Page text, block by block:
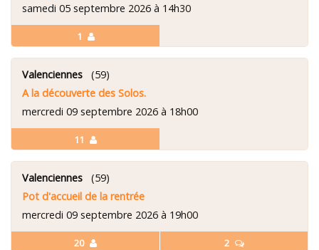
1
samedi 05 septembre 2026 à 14h30
11
Valenciennes (59)
A la découverte des Solos.
mercredi 09 septembre 2026 à 18h00
20 2
Valenciennes (59)
Pot d'accueil de la rentrée
mercredi 09 septembre 2026 à 19h00